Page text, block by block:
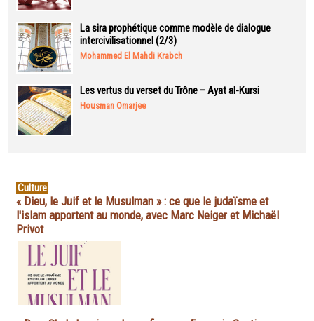
La sira prophétique comme modèle de dialogue
intercivilisationnel (2/3)
Mohammed El Mahdi Krabch
Les vertus du verset du Trône – Ayat al-Kursi
Housman Omarjee
Culture
« Dieu, le Juif et le Musulman » : ce que le judaïsme et
l'islam apportent au monde, avec Marc Neiger et Michaël
Privot